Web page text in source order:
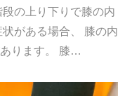
の上り下りで膝の内
がある場合、 膝の内
ります。 膝…